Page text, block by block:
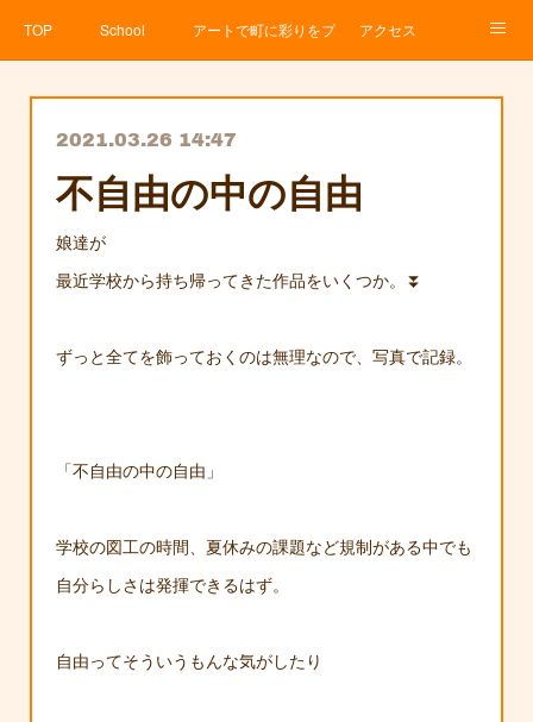
TOP School アートで町に彩りをプロジェクト
アクセス
2021.03.26 14:47
不自由の中の自由
娘達が
最近学校から持ち帰ってきた作品をいくつか。⏬
ずっと全てを飾っておくのは無理なので、写真で記録。
「不自由の中の自由」
学校の図工の時間、夏休みの課題など規制がある中でも
自分らしさは発揮できるはず。
自由ってそういうもんな気がしたり